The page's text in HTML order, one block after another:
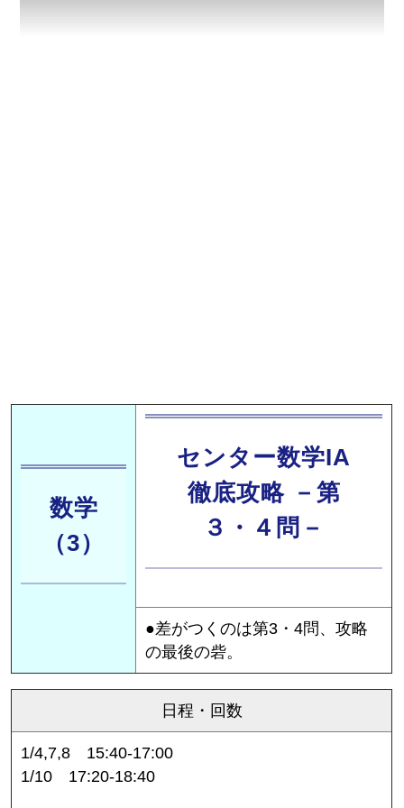
数学
（3）
センター数学IA
徹底攻略 －第
３・４問－
●差がつくのは第3・4問、攻略
の最後の砦。
日程・回数
1/4,7,8 15:40-17:00
1/10 17:20-18:40